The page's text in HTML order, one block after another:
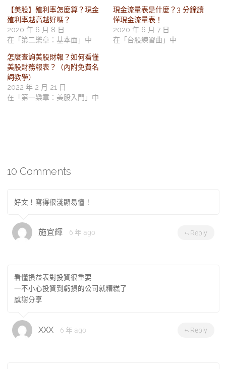
【美股】殖利率怎麼算？現金
殖利率越高越好嗎？
2020 年 6 月 8 日
在「第二樂章：基本面」中
現金流量表是什麼？3 分鐘讀
懂現金流量表！
2020 年 6 月 7 日
在「台股練習曲」中
怎麼查詢美股財報？如何看懂
美股財務報表？（內附免費名
詞教學）
2022 年 2 月 21 日
在「第一樂章：美股入門」中
10 Comments
好文！寫得很淺顯易懂！
施宜輝 6 年 ago Reply
看懂損益表對投資很重要
一不小心投資到虧損的公司就糟糕了
感謝分享
XXX 6 年 ago Reply